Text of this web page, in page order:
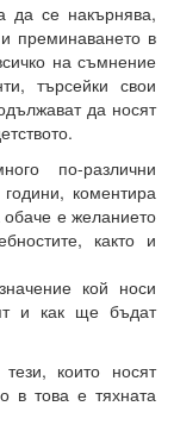
да се накърнява,
преминаването в
на съмнение
търсейки свои
да носят
по-различни
коментира
обаче е желанието
както и
кой носи
и как ще бъдат
които носят
в това е тяхната